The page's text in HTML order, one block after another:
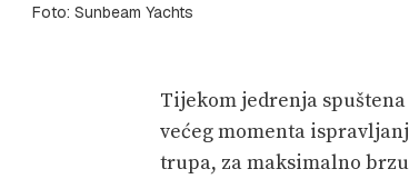
Foto: Sunbeam Yachts
Tijekom jedrenja
većeg momenta
trupa, za maksimalno